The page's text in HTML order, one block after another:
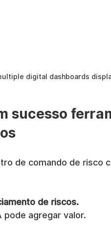
digital dashboards
sucesso
de comando de risco
de riscos.
pode agregar valor.